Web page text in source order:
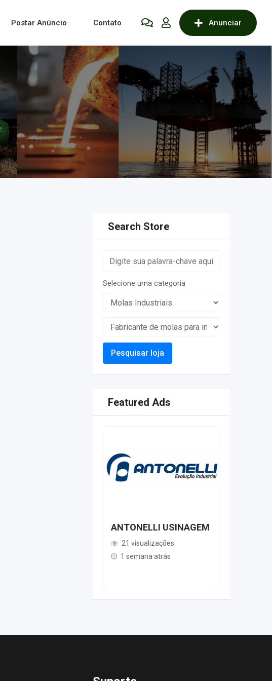
Anunciar
Postar Anúncio Contato
Search Store
Selecione uma categoria
Pesquisar loja
Featured Ads
ANTONELLI USINAGEM
21 visualizações
1 semana atrás